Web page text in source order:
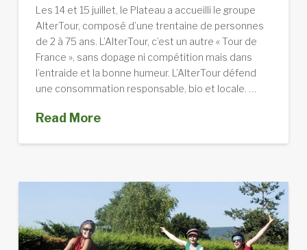
Les 14 et 15 juillet, le Plateau a accueilli le groupe
AlterTour, composé d’une trentaine de personnes
de 2 à 75 ans. L’AlterTour, c’est un autre « Tour de
France », sans dopage ni compétition mais dans
l’entraide et la bonne humeur. L’AlterTour défend
une consommation responsable, bio et locale. …
Read More